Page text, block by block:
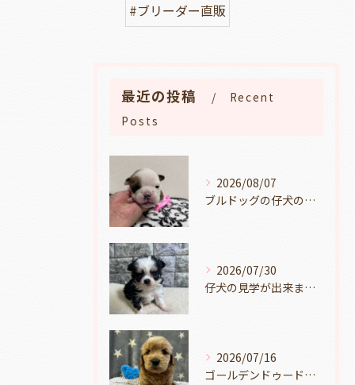
#ブリーダー直販
最近の投稿
Recent
Posts
2026/08/07
ブルドッグの仔犬のお目目があきました👀💑🐶岐阜県養老町のブリーダーワンダフルパピーです。
2026/07/30
仔犬の見学が出来ます🐶岐阜県養老町のブリーダーワンダフルパピーです。
2026/07/16
ゴールデンドゥードルの仔犬の見学が出来ます🐶🐶🐶岐阜県養老町のブリーダーワンダフルパピーです。